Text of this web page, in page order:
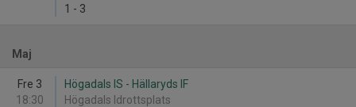
1 - 3
Maj
Fre 3
18:30
Högadals IS - Hällaryds IF
Högadals Idrottsplats